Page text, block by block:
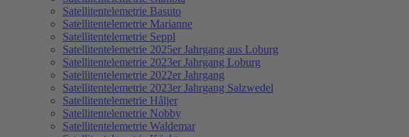
Satellitentelemetrie Basuto
Satellitentelemetrie Marianne
Satellitentelemetrie Seppl
Satellitentelemetrie 2025er Jahrgang aus Loburg
Satellitentelemetrie 2023er Jahrgang Loburg
Satellitentelemetrie 2022er Jahrgang
Satellitentelemetrie 2023er Jahrgang Salzwedel
Satellitentelemetrie Håljer
Satellitentelemetrie Nobby
Satellitentelemetrie Waldemar